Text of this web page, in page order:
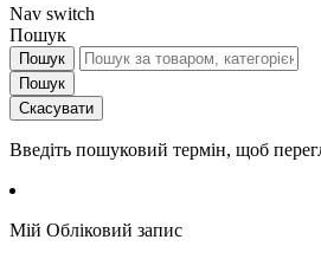
Nav switch
Пошук
Пошук
Пошук
Скасувати
Введіть пошуковий термін, щоб
Мій Обліковий запис